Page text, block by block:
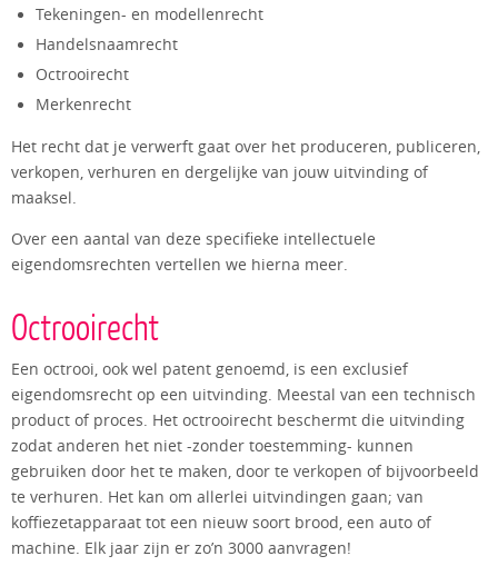
Tekeningen- en modellenrecht
Handelsnaamrecht
Octrooirecht
Merkenrecht
Het recht dat je verwerft gaat over het produceren, publiceren,
verkopen, verhuren en dergelijke van jouw uitvinding of
maaksel.
Over een aantal van deze specifieke intellectuele
eigendomsrechten vertellen we hierna meer.
Octrooirecht
Een octrooi, ook wel patent genoemd, is een exclusief
eigendomsrecht op een uitvinding. Meestal van een technisch
product of proces. Het octrooirecht beschermt die uitvinding
zodat anderen het niet -zonder toestemming- kunnen
gebruiken door het te maken, door te verkopen of bijvoorbeeld
te verhuren. Het kan om allerlei uitvindingen gaan; van
koffiezetapparaat tot een nieuw soort brood, een auto of
machine. Elk jaar zijn er zo’n 3000 aanvragen!